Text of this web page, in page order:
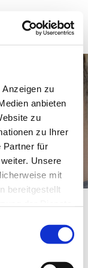
zu
anbieten
zu
zu Ihrer
Partner für
Unsere
mit
bereitgestellt
positiv